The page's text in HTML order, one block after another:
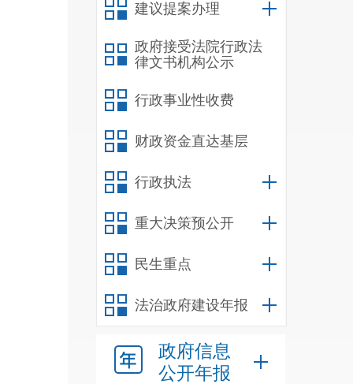
建议提案办理
政府接受法院行政法
律文书机构公示
行政事业性收费
财政资金直达基层
行政执法
重大决策预公开
民生重点
法治政府建设年报
政府信息
公开年报